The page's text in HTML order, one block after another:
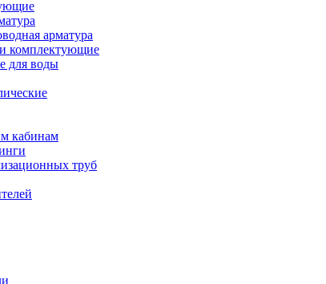
арматура
комплектующие
для воды
кабинам
труб